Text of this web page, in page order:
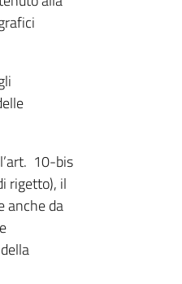
10-bis
rigetto), il
anche da